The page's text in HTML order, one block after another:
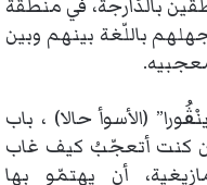
بالدّارجة، في منطقة
باللّغة بينهم وبين
(الأسوأ حالا) ، باب
كنت أتعجّبُ كيف غاب
أن يهتمّو بها